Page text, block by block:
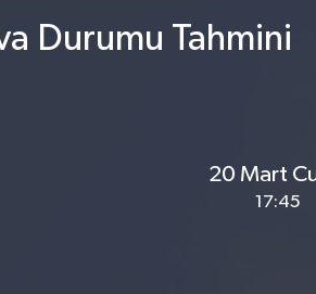
Durumu Tahmini
20 Mart
17:45